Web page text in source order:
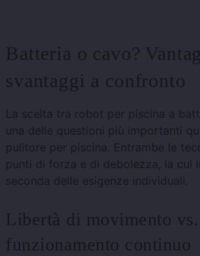
Batteria o cavo?
svantaggi a confronto
La scelta tra robot per piscina a
una delle questioni più importanti
pulitore per piscina. Entrambe le
punti di forza e di debolezza, la cui
seconda delle esigenze individuali.
Libertà di movimento vs.
funzionamento continuo